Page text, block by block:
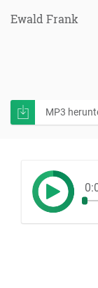
Ewald Frank
MP3